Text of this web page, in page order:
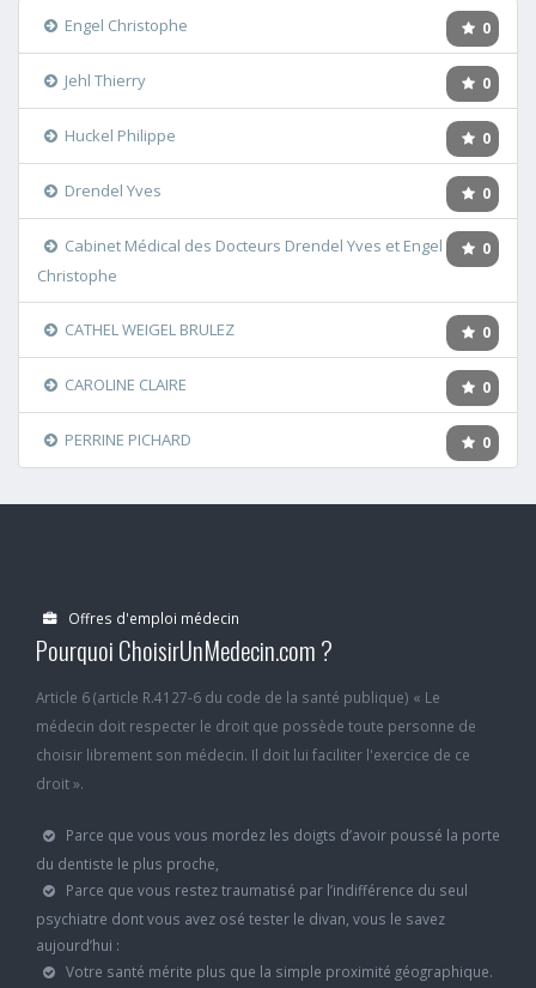
0
Engel Christophe
0
Jehl Thierry
0
Huckel Philippe
0
Drendel Yves
0
Cabinet Médical des Docteurs Drendel Yves et Engel
Christophe
0
CATHEL WEIGEL BRULEZ
0
CAROLINE CLAIRE
0
PERRINE PICHARD
Offres d'emploi médecin
Pourquoi ChoisirUnMedecin.com ?
Article 6 (article R.4127-6 du code de la santé publique) « Le
médecin doit respecter le droit que possède toute personne de
choisir librement son médecin. Il doit lui faciliter l'exercice de ce
droit ».
Parce que vous vous mordez les doigts d’avoir poussé la porte
du dentiste le plus proche,
Parce que vous restez traumatisé par l’indifférence du seul
psychiatre dont vous avez osé tester le divan, vous le savez
aujourd’hui :
Votre santé mérite plus que la simple proximité géographique.